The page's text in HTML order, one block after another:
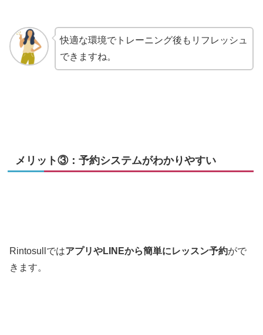
快適な環境でトレーニング後もリフレッシュ
できますね。
メリット③：予約システムがわかりやすい
RintosullではアプリやLINEから簡単にレッスン予約がで
きます。